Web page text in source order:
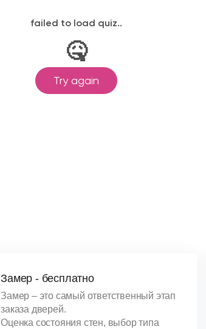
Замер - бесплатно
Замер – это самый ответственный этап
заказа дверей.
Оценка состояния стен, выбор типа